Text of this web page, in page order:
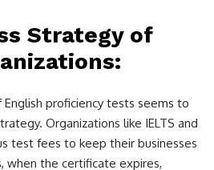
Strategy of
proficiency tests seems to
Organizations like IELTS and
test fees to keep their businesses
when the certificate expires,